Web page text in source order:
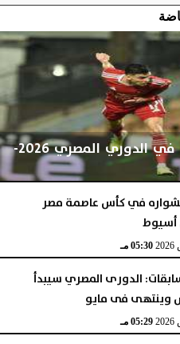
موعد قمة الزمالك والأهلي في الدوري المصري 2026-
في كأس عاصمة مصر
أسيوط
05:30 مـ
الدورى المصري سيبدأ
05:29 مـ